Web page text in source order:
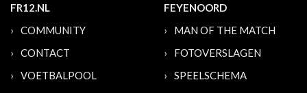
FR12.NL
COMMUNITY
CONTACT
VOETBALPOOL
FEYENOORD
MAN OF THE MATCH
FOTOVERSLAGEN
SPEELSCHEMA